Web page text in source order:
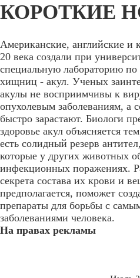
КОРОТКИЕ
Американские, английские и
20 века создали при
специальную лабораторию
хищниц - акул. Ученых
акулы не восприимчивы к
опухолевым заболеваниям, а
быстро зарастают. Биологи
здоровье акул объясняется
есть солидный резерв
которые у других животных
инфекционных поражениях.
секрета состава их крови и
предполагается, поможет
препараты для борьбы с
заболеваниями человека.
На правах рекламы